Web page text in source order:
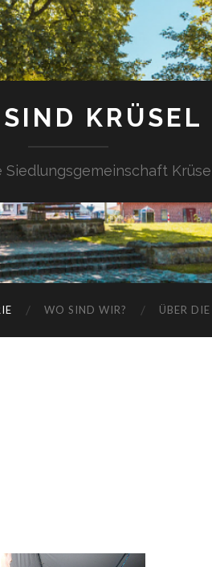
KRÜSEL
Siedlungsgemeinschaft
WO SIND WIR? ÜBER